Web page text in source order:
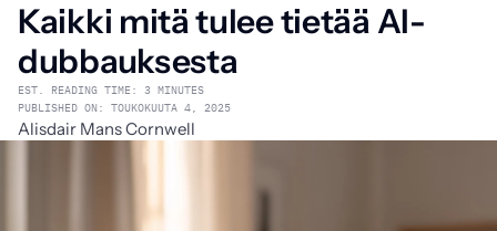
Kaikki mitä tulee tietää AI-
dubbauksesta
EST. READING TIME: 3 MINUTES
PUBLISHED ON: TOUKOKUUTA 4, 2025
Alisdair Mans Cornwell